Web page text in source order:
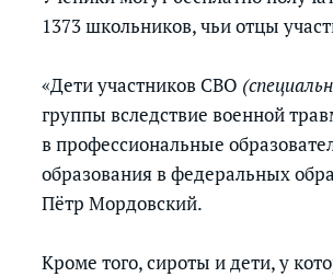
1373 школьников, чьи отцы
«Дети участников СВО
группы вследствие военной
в профессиональные
образования в федеральных
Пётр Мордовский.
Кроме того, сироты и дети, у